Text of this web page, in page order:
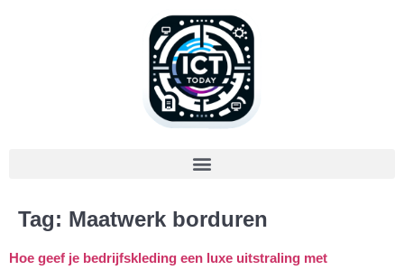
Tag: Maatwerk borduren
Hoe geef je bedrijfskleding een luxe uitstraling met